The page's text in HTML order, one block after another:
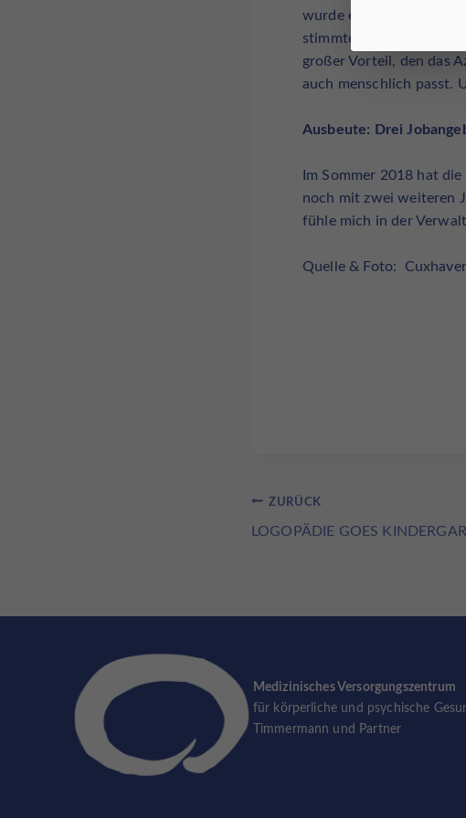
wurde eine Kauffrau
stimmte sofort. „Wir
großer Vorteil, den das
auch menschlich passt.
Ausbeute: Drei
Im Sommer 2018 hat
noch mit zwei weiteren
fühle mich in der
Quelle & Foto:
Beitragsnavigation
ZURÜCK
LOGOPÄDIE GOES
Medizinisches Versorgungszentrum
für körperliche und psychische
Timmermann und Partner